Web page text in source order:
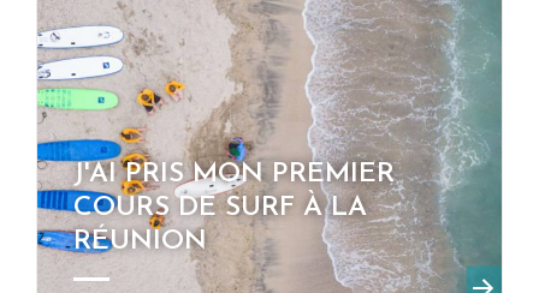
J'AI PRIS MON PREMIER
COURS DE SURF À LA
RÉUNION